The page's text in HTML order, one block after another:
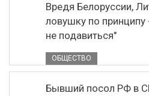
Вредя Белоруссии,
ловушку по принципу
не подавиться"
ОБЩЕСТВО
Бывший посол РФ в